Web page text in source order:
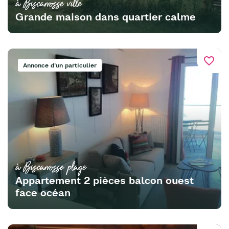
Grande maison dans quartier calme
favorite_border
Annonce d'un particulier
à Biscarrosse plage
Appartement 2 pièces balcon ouest
face océan